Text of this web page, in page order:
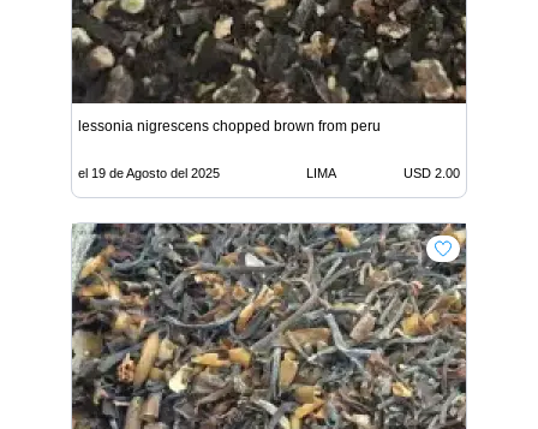
lessonia nigrescens chopped brown from peru
el 19 de Agosto del 2025 LIMA USD 2.00